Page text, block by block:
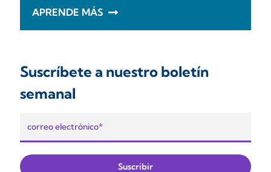
APRENDE MÁS
Suscríbete a nuestro boletín
semanal